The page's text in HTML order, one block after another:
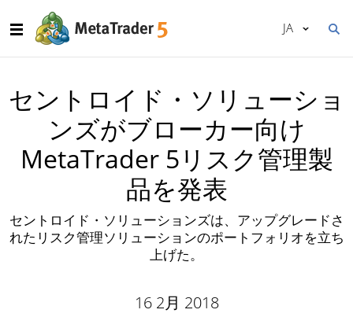
JA
セントロイド・ソリューショ
ンズがブローカー向け
MetaTrader 5リスク管理製
品を発表
セントロイド・ソリューションズは、アップグレードさ
れたリスク管理ソリューションのポートフォリオを立ち
上げた。
16 2月 2018